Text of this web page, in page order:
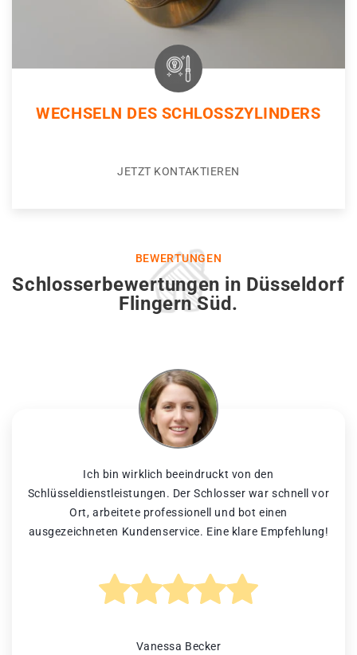
WECHSELN DES SCHLOSSZYLINDERS
JETZT KONTAKTIEREN
BEWERTUNGEN
Schlosserbewertungen in Düsseldorf
Flingern Süd.
Ich bin wirklich beeindruckt von den
Schlüsseldienstleistungen. Der Schlosser war schnell vor
Ort, arbeitete professionell und bot einen
ausgezeichneten Kundenservice. Eine klare Empfehlung!
Vanessa Becker